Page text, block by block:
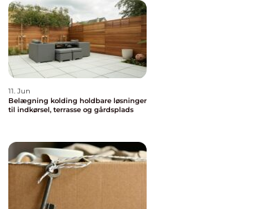
11. Jun
Belægning kolding holdbare løsninger
til indkørsel, terrasse og gårdsplads